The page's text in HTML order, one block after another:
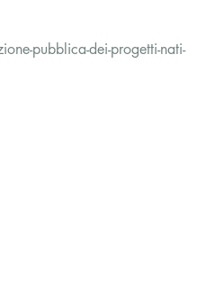
pubblica-dei-progetti-nati-